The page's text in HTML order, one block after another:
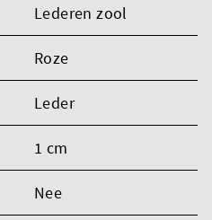
Lederen zool
Roze
Leder
1 cm
Nee